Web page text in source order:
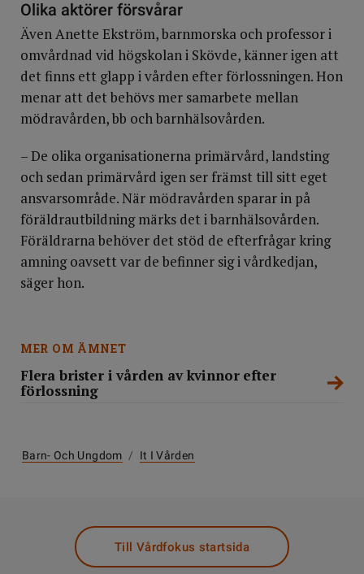
Olika aktörer försvårar
Även Anette Ekström, barnmorska och professor i
omvårdnad vid högskolan i Skövde, känner igen att
det finns ett glapp i vården efter förlossningen. Hon
menar att det behövs mer samarbete mellan
mödravården, bb och barnhälsovården.
– De olika organisationerna primärvård, landsting
och sedan primärvård igen ser främst till sitt eget
ansvarsområde. När mödravården sparar in på
föräldrautbildning märks det i barnhälsovården.
Föräldrarna behöver det stöd de efterfrågar kring
amning oavsett var de befinner sig i vårdkedjan,
säger hon.
MER OM ÄMNET
Flera brister i vården av kvinnor efter
förlossning
Barn- Och Ungdom / It I Vården
Till Vårdfokus startsida